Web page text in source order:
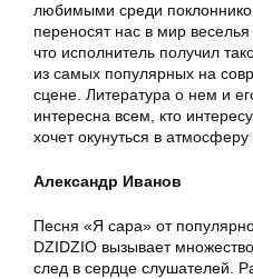
любимыми среди
переносят нас в мир
что исполнитель получил
из самых популярных на
сцене. Литература о нем и
интересна всем, кто
хочет окунуться в
Александр Иванов
Песня «Я сара» от
DZIDZIO вызывает
след в сердце слушателей.